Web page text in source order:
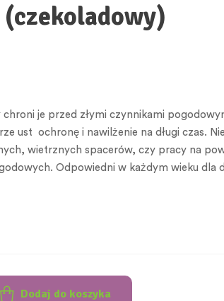
je przed złymi czynnikami
ust ochronę i nawilżenie na długi czas.
wietrznych spacerów, czy pracy na
Odpowiedni w każdym wieku dla
Dodaj do koszyka